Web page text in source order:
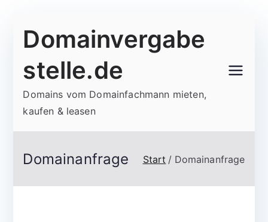
Inhalt
Domainvergabe
stelle.de
Domains vom Domainfachmann mieten,
kaufen & leasen
Domainanfrage Start Domainanfrage